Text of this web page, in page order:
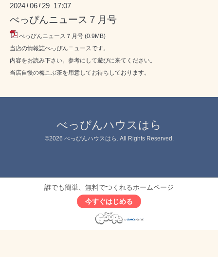
2024 /06 / 29 17:07
べっぴんニュース７月号
べっぴんニュース７月号 (0.9MB)
当店の情報誌べっぴんニュースです。
内容をお読み下さい。参考にして遊びに来てください。
当店自慢の梅こぶ茶を用意してお待ちしております。
べっぴんハウスはら
©2026 べっぴんハウスはら . All Rights Reserved.
誰でも簡単、無料でつくれるホームページ
今すぐはじめる